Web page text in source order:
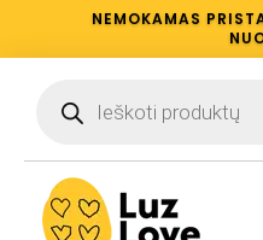
NEMOKAMAS
search